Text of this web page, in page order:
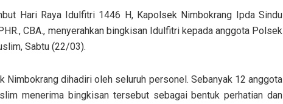
Hari Raya Idulfitri 1446 H, Kapolsek Nimbokrang Ipda Sindu
CBA., menyerahkan bingkisan Idulfitri kepada anggota Polsek
Sabtu (22/03).
Nimbokrang dihadiri oleh seluruh personel. Sebanyak 12 anggota
menerima bingkisan tersebut sebagai bentuk perhatian dan